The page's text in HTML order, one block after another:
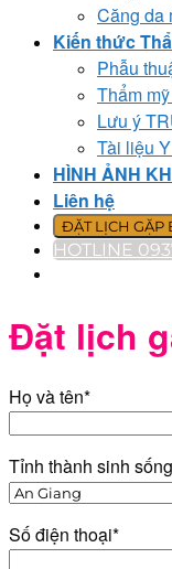
Căng da
Kiến thức
Phẫu
Thẩm
Lưu ý
Tài liệu
HÌNH ẢNH
Liên hệ
ĐẶT LỊCH GẶP
HOTLINE
Đặt lịch
Họ và tên*
Tỉnh thành sinh sống
Số điện thoại*